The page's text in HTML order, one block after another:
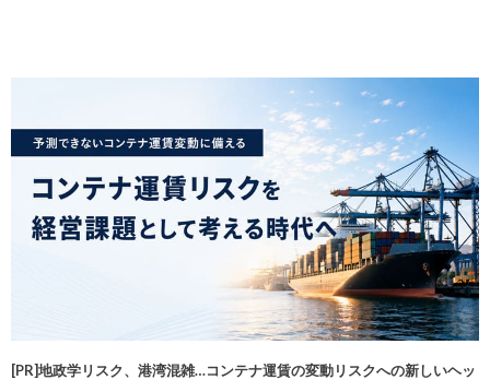
[PR]地政学リスク、港湾混雑…コンテナ運賃の変動リスクへの新しいヘッ